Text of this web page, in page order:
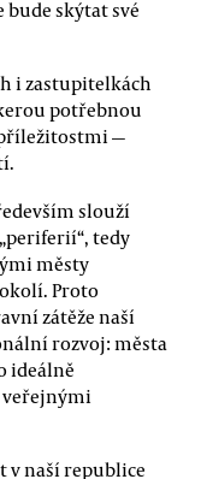
skýtat své
i zastupitelkách
potřebnou
—
slouží
tedy
městy
Proto
zátěže naší
rozvoj: města
ideálně
v naší republice